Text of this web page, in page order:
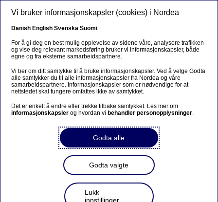
NO
Bærekraftig bankvirksomhet
Anja Hannerz med i bankstyret
i FNs miljøprogram for
finansinstitusjoner
07-11-2023
FNs miljøprogram for finansinstitusjoner (UNEP
FI) er et møtepunkt for et stort nettverk av
banker, forsikringsselskaper og investorer som
jobber på tvers av finanssystemet for mer
Vi bruker informasjonskapsler (cookies) i Nordea
Danish English Svenska Suomi
For å gi deg en best mulig opplevelse av sidene våre, analysere trafikken
og vise deg relevant markedsføring bruker vi informasjonskapsler, både
egne og fra eksterne samarbeidspartnere.
Vi ber om ditt samtykke til å bruke informasjonskapsler. Ved å velge Godta
alle samtykker du til alle informasjonskapsler fra Nordea og våre
samarbeidspartnere. Informasjonskapsler som er nødvendige for at
nettstedet skal fungere omfattes ikke av samtykket.
Det er enkelt å endre eller trekke tilbake samtykket. Les mer om
informasjonskapsler og hvordan vi behandler personopplysninger.
Godta alle
Godta valgte
Lukk
innstillinger